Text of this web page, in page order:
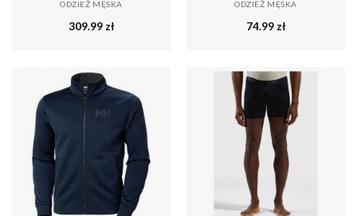
ODZIEŻ MĘSKA
309.99 zł
ODZIEŻ MĘSKA
74.99 zł